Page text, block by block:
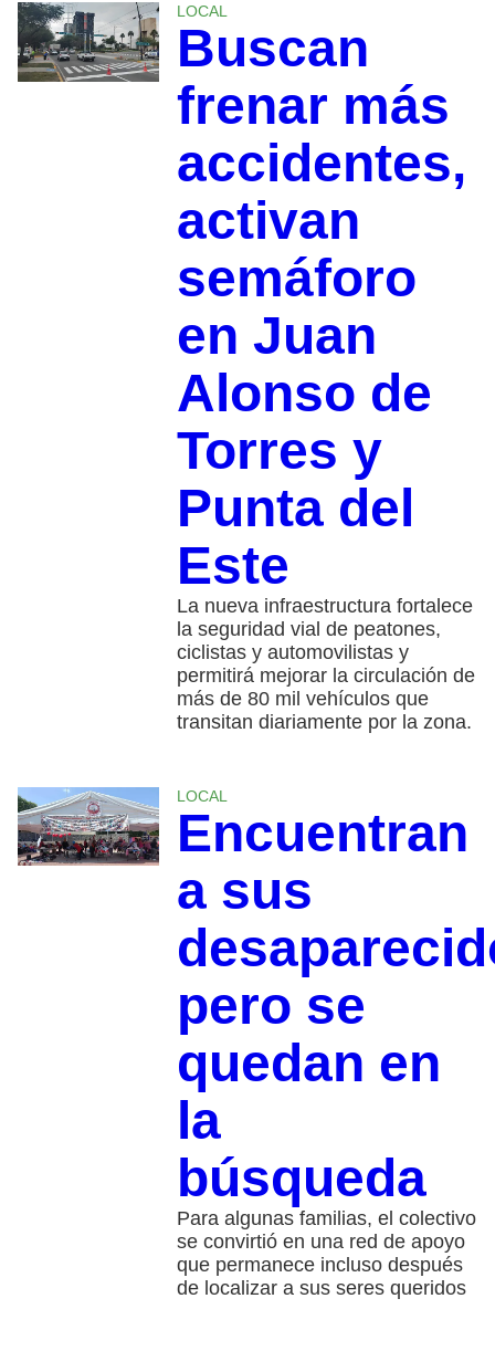
LOCAL
Buscan
frenar más
accidentes,
activan
semáforo
en Juan
Alonso de
Torres y
Punta del
Este
La nueva infraestructura fortalece
la seguridad vial de peatones,
ciclistas y automovilistas y
permitirá mejorar la circulación de
más de 80 mil vehículos que
transitan diariamente por la zona.
LOCAL
Encuentran
a sus
pero se
quedan en
la
búsqueda
Para algunas familias, el colectivo
se convirtió en una red de apoyo
que permanece incluso después
de localizar a sus seres queridos